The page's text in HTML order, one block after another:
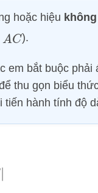
hoặc hiệu
C ).
em bắt buộc phải
thu gọn biểu
tiến hành tính độ